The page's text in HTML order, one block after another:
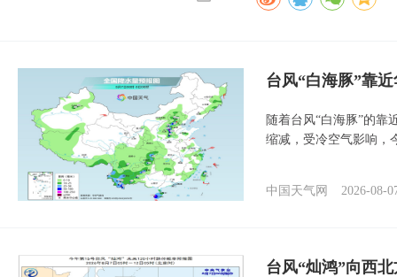
台风“白海豚”靠
随着台风“白海豚”的靠
缩减，受冷空气影响，
中国天气网 2026-08-
台风“灿鸿”向西